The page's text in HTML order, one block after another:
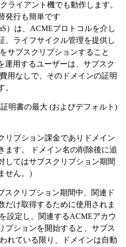
ライアント機でも動作します。
発行も簡単です
）は、ACMEプロトコルを介し
、ライフサイクル管理を提供し
サブスクリプションすること
運用するユーザーは、サブスク
用なしで、そのドメインの証明
。
明書の最大 (およびデフォルト)
リプション課金でありドメイン
ます。 ドメイン名の削除後に追
してはサブスクリプション期間
せん。）
スクリプション期間中、関連ド
だけ取得するために使用されま
設定し、関連するACMEアカウ
プションを開始すると、サブス
れている限り、ドメインは自動